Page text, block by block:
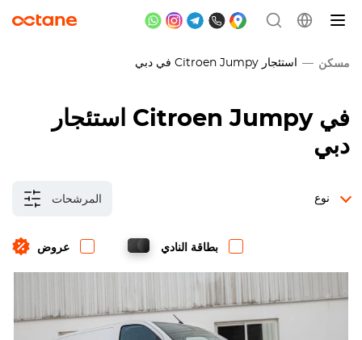
مسكن استئجار Citroen Jumpy في دبي
Citroen Jumpyفي
دبي
المرشحات
عروض بطاقة النادي
نوع